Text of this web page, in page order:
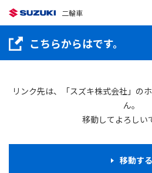
二輪車
こちらからはです。
リンク先は、「スズキ株式会社」の
ん。
移動してよろしい
移動する